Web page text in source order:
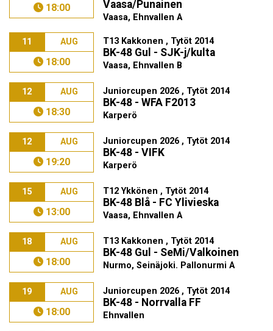
18:00
Vaasa/Punainen
Vaasa, Ehnvallen A
11 AUG
18:00
T13 Kakkonen , Tytöt 2014
BK-48 Gul - SJK-j/kulta
Vaasa, Ehnvallen B
12 AUG
18:30
Juniorcupen 2026 , Tytöt 2014
BK-48 - WFA F2013
Karperö
12 AUG
19:20
Juniorcupen 2026 , Tytöt 2014
BK-48 - VIFK
Karperö
15 AUG
13:00
T12 Ykkönen , Tytöt 2014
BK-48 Blå - FC Ylivieska
Vaasa, Ehnvallen A
18 AUG
18:00
T13 Kakkonen , Tytöt 2014
BK-48 Gul - SeMi/Valkoinen
Nurmo, Seinäjoki. Pallonurmi A
19 AUG
18:00
Juniorcupen 2026 , Tytöt 2014
BK-48 - Norrvalla FF
Ehnvallen